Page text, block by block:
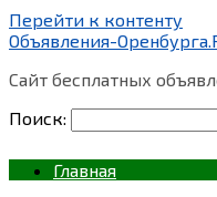
Перейти к контенту
Объявления-
Сайт бесплатных
Поиск:
Главная